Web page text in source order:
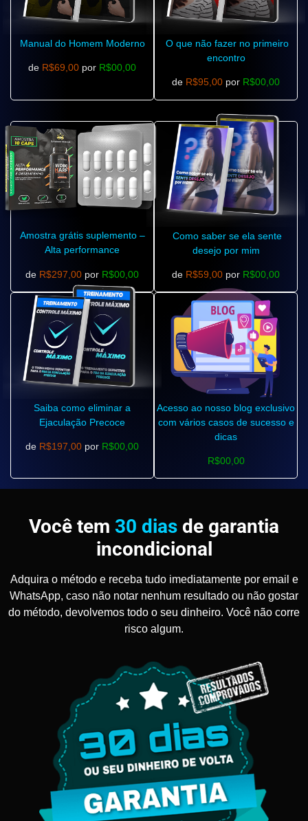
Manual do Homem Moderno
de R$69,00 por R$00,00
O que não fazer no primeiro
encontro
de R$95,00 por R$00,00
Amostra grátis suplemento –
Alta performance
de R$297,00 por R$00,00
Como saber se ela sente
desejo por mim
de R$59,00 por R$00,00
Saiba como eliminar a
Ejaculação Precoce
de R$197,00 por R$00,00
Acesso ao nosso blog exclusivo
com vários casos de sucesso e
dicas
R$00,00
Você tem 30 dias de garantia
incondicional
Adquira o método e receba tudo imediatamente por email e
WhatsApp, caso não notar nenhum resultado ou não gostar
do método, devolvemos todo o seu dinheiro. Você não corre
risco algum.